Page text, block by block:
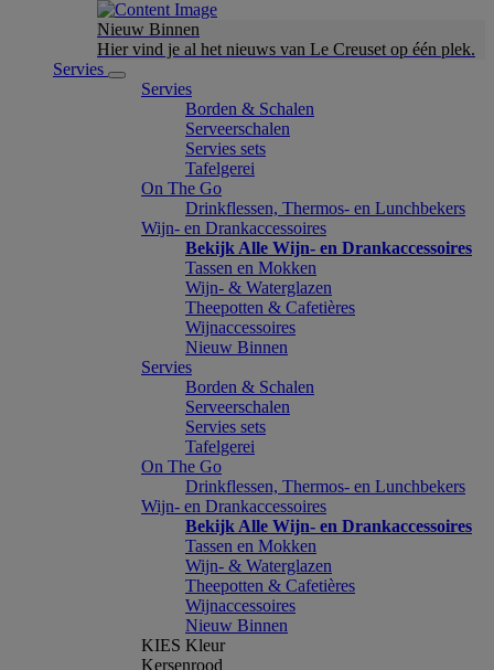
Nieuw Binnen
Hier vind je al het nieuws van Le Creuset op één plek.
Servies
Servies
Borden & Schalen
Serveerschalen
Servies sets
Tafelgerei
On The Go
Drinkflessen, Thermos- en Lunchbekers
Wijn- en Drankaccessoires
Bekijk Alle Wijn- en Drankaccessoires
Tassen en Mokken
Wijn- & Waterglazen
Theepotten & Cafetières
Wijnaccessoires
Nieuw Binnen
Servies
Borden & Schalen
Serveerschalen
Servies sets
Tafelgerei
On The Go
Drinkflessen, Thermos- en Lunchbekers
Wijn- en Drankaccessoires
Bekijk Alle Wijn- en Drankaccessoires
Tassen en Mokken
Wijn- & Waterglazen
Theepotten & Cafetières
Wijnaccessoires
Nieuw Binnen
KIES Kleur
Kersenrood